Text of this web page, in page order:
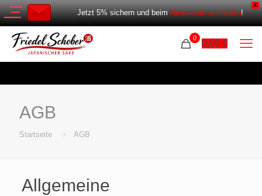
X
Jetzt 5% sichern und beimNewsletter anmelden!
0
0,00 €
AGB
Startseite AGB
Allgemeine